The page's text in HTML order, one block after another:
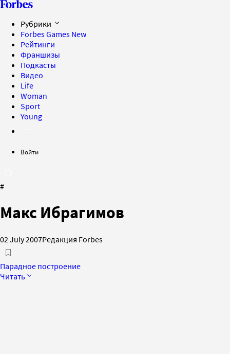
Рубрики
Forbes Games New
Рейтинги
Франшизы
Подкасты
Видео
Life
Woman
Sport
Young
Войти
#
Макс Ибрагимов
02 July 2007Редакция Forbes
Парадное построение
Читать